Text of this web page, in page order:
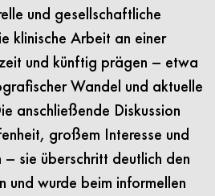
und gesellschaftliche
klinische Arbeit an einer
und künftig prägen – etwa
Wandel und aktuelle
anschließende Diskussion
großem Interesse und
sie überschritt deutlich den
und wurde beim informellen